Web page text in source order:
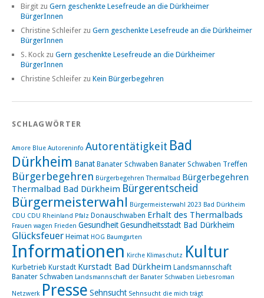
Birgit zu Gern geschenkte Lesefreude an die Dürkheimer
BürgerInnen
Christine Schleifer zu Gern geschenkte Lesefreude an die Dürkheimer
BürgerInnen
S. Kock zu Gern geschenkte Lesefreude an die Dürkheimer
BürgerInnen
Christine Schleifer zu Kein Bürgerbegehren
SCHLAGWÖRTER
Amore Blue Autoreninfo Autorentätigkeit Bad
Dürkheim Banat Banater Schwaben Banater Schwaben Treffen
Bürgerbegehren Bürgerbegehren Thermalbad Bürgerbegehren
Thermalbad Bad Dürkheim Bürgerentscheid
Bürgermeisterwahl Bürgermeisterwahl 2023 Bad Dürkheim
CDU CDU Rheinland Pfalz Donauschwaben Erhalt des Thermalbads
Frauen wagen Frieden GesundheitGesundheitsstadt Bad Dürkheim
Glücksfeuer Heimat HOG Baumgarten
Informationen Kirche Klimaschutz Kultur
Kurbetrieb Kurstadt Kurstadt Bad Dürkheim Landsmannschaft
Banater Schwaben Landsmannschaft der Banater Schwaben Liebesroman
Netzwerk Presse Sehnsucht Sehnsucht die mich trägt